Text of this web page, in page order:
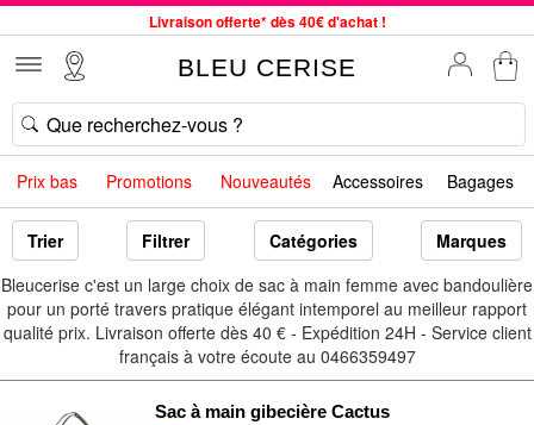
Livraison offerte* dès 40€ d'achat !
Commande avant 12h expédiée le jour même, du lundi au vendredi
33 magasins en France. Un à proximité de chez vous ?
Bon shopping chez BLEU CERISE !
Jusqu'à -75% sur le site du 29/07 au 27/08
Samsonite, Delsey, American Tourister, Little Marcel à Prix Bas
BLEU CERISE
Prix bas Promotions Nouveautés Accessoires Bagages
Trier Filtrer Catégories
Marques
Bleucerise c'est un large choix de sac à main femme avec bandoulière
pour un porté travers pratique élégant intemporel au meilleur rapport
qualité prix. Livraison offerte dès 40 € - Expédition 24H - Service client
français à votre écoute au 0466359497
Sac à main gibecière Cactus